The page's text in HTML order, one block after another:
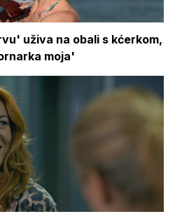
uživa na obali s kćerkom,
moja'